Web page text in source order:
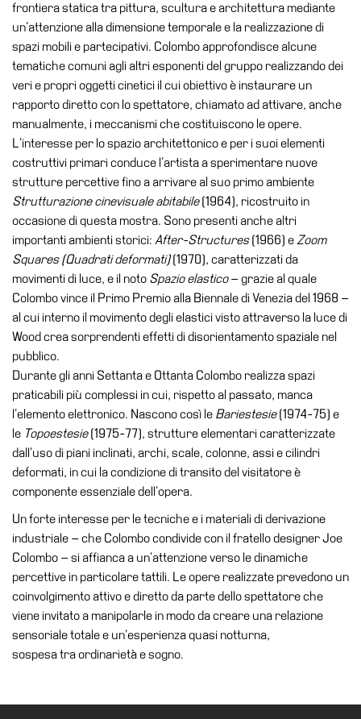
Villa
Cerruti
Cosmo
Digitale
EN
Visita
Biglietti
Shop
Chi
siamo
Area
Organizza
tuo
evento
Amministrazione
trasparente
Whistleblowing
Sostieni
museo
EN
frontiera statica tra pittura, scultura e architettura mediante
un’attenzione alla dimensione temporale e la realizzazione di
spazi mobili e partecipativi. Colombo approfondisce alcune
tematiche comuni agli altri esponenti del gruppo realizzando dei
veri e propri oggetti cinetici il cui obiettivo è instaurare un
rapporto diretto con lo spettatore, chiamato ad attivare, anche
manualmente, i meccanismi che costituiscono le opere.
L’interesse per lo spazio architettonico e per i suoi elementi
costruttivi primari conduce l’artista a sperimentare nuove
strutture percettive fino a arrivare al suo primo ambiente
Strutturazione cinevisuale abitabile(1964), ricostruito in
occasione di questa mostra. Sono presenti anche altri
importanti ambienti storici: After-Structures(1966) e Zoom
Squares (Quadrati deformati)(1970), caratterizzati da
movimenti di luce, e il noto Spazio elastico– grazie al quale
Colombo vince il Primo Premio alla Biennale di Venezia del 1968 –
al cui interno il movimento degli elastici visto attraverso la luce di
Wood crea sorprendenti effetti di disorientamento spaziale nel
pubblico.
Durante gli anni Settanta e Ottanta Colombo realizza spazi
praticabili più complessi in cui, rispetto al passato, manca
l’elemento elettronico. Nascono così le Bariestesie(1974-75) e
le Topoestesie(1975-77), strutture elementari caratterizzate
dall’uso di piani inclinati, archi, scale, colonne, assi e cilindri
deformati, in cui la condizione di transito del visitatore è
componente essenziale dell’opera.
Un forte interesse per le tecniche e i materiali di derivazione
industriale – che Colombo condivide con il fratello designer Joe
Colombo – si affianca a un’attenzione verso le dinamiche
percettive in particolare tattili. Le opere realizzate prevedono un
coinvolgimento attivo e diretto da parte dello spettatore che
viene invitato a manipolarle in modo da creare una relazione
sensoriale totale e un’esperienza quasi notturna,
sospesa tra ordinarietà e sogno.